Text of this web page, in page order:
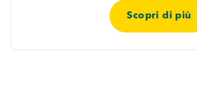
Scopri di più